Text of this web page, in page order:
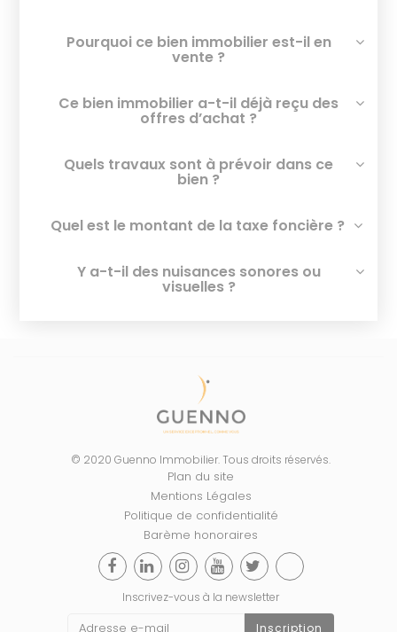
Pourquoi ce bien immobilier est-il en
vente ?
Ce bien immobilier a-t-il déjà reçu des
offres d’achat ?
Quels travaux sont à prévoir dans ce
bien ?
Quel est le montant de la taxe foncière ?
Y a-t-il des nuisances sonores ou
visuelles ?
© 2020 Guenno Immobilier. Tous droits réservés.
Plan du site
Mentions Légales
Politique de confidentialité
Barème honoraires
Inscrivez-vous à la newsletter
Inscription